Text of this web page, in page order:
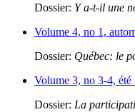
Dossier: Y a-t-il une
Volume 4, no 1,
Dossier: Québec: le
Volume 3, no 3-4, été
Dossier: La